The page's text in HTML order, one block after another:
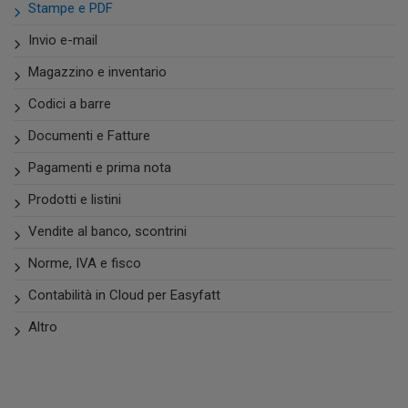
Stampe e PDF
Invio e-mail
Magazzino e inventario
Codici a barre
Documenti e Fatture
Pagamenti e prima nota
Prodotti e listini
Vendite al banco, scontrini
Norme, IVA e fisco
Contabilità in Cloud per Easyfatt
Altro